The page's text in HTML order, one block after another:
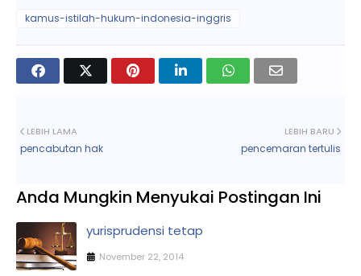
kamus-istilah-hukum-indonesia-inggris
LEBIH BARU
pencemaran tertulis
LEBIH LAMA
pencabutan hak
Anda Mungkin Menyukai Postingan Ini
yurisprudensi tetap
November 22, 2014